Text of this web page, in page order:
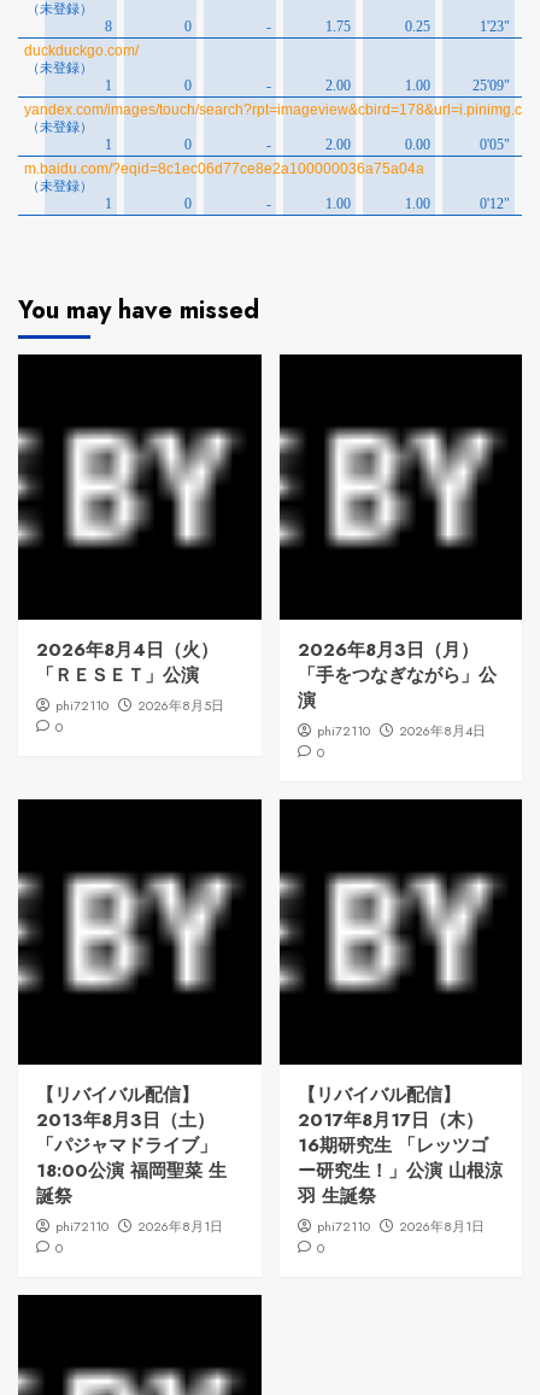
You may have missed
2026年8月4日（火）
「ＲＥＳＥＴ」公演
phi72110
2026年8月5日
0
2026年8月3日（月）
「手をつなぎながら」公
演
phi72110
2026年8月4日
0
【リバイバル配信】
2013年8月3日（土）
「パジャマドライブ」
18:00公演 福岡聖菜 生
誕祭
phi72110
2026年8月1日
0
【リバイバル配信】
2017年8月17日（木）
16期研究生 「レッツゴ
ー研究生！」公演 山根涼
羽 生誕祭
phi72110
2026年8月1日
0